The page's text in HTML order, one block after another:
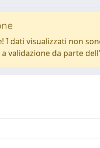
I dati visualizzati non
validazione da parte